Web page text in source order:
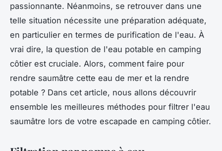
passionnante. Néanmoins, se retrouver dans une
telle situation nécessite une préparation adéquate,
en particulier en termes de purification de l'eau. À
vrai dire, la question de l'eau potable en camping
côtier est cruciale. Alors, comment faire pour
rendre saumâtre cette eau de mer et la rendre
potable ? Dans cet article, nous allons découvrir
ensemble les meilleures méthodes pour filtrer l'eau
saumâtre lors de votre escapade en camping côtier.